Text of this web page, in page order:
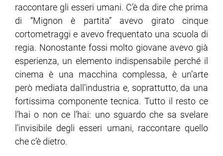
raccontare gli esseri umani. C’è da dire che prima
di “Mignon è partita” avevo girato cinque
cortometraggi e avevo frequentato una scuola di
regia. Nonostante fossi molto giovane avevo già
esperienza, un elemento indispensabile perché il
cinema è una macchina complessa, è un’arte
però mediata dall’industria e, soprattutto, da una
fortissima componente tecnica. Tutto il resto ce
l’hai o non ce l’hai: uno sguardo che sa svelare
l’invisibile degli esseri umani, raccontare quello
che c’è dietro.